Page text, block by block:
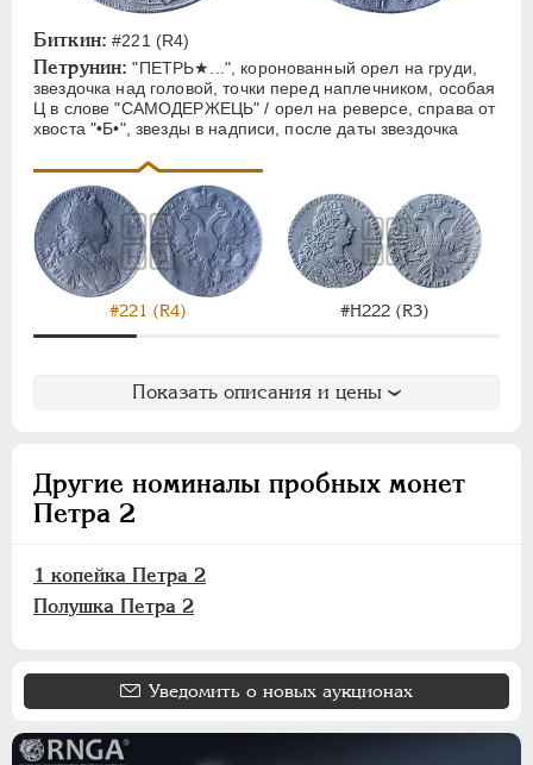
Биткин: #221 (R4)
Петрунин: "ПЕТРЬ★...", коронованный орел на груди,
звездочка над головой, точки перед наплечником, особая
Ц в слове "САМОДЕРЖЕЦЬ" / орел на реверсе, справа от
хвоста "•Б•", звезды в надписи, после даты звездочка
#221 (R4) #H222 (R3)
Показать описания и цены
Другие номиналы пробных монет
Петра 2
1 копейка Петра 2
Полушка Петра 2
Уведомить о новых аукционах
ПЕТР III 1762-1762
ЕКАТЕРИНА II 1762-1796
ПАВЕЛ I 1796-1801
АЛЕКСАНДР I 1801-1825
НИКОЛАЙ I 1826-1855
АЛЕКСАНДР II
1855-1881
АЛЕКСАНДР III 1881-1894
НИКОЛАЙ II 1894-1917
ВРЕМЕННОЕ ПРАВ. 1917-1918
ИНОСТРАННЫЕ